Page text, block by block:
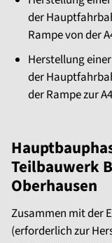
der
Rampe von der
Herstellung
der
der Rampe zur
Teilbauwerk
Oberhausen
Zusammen mit der
(erforderlich zur